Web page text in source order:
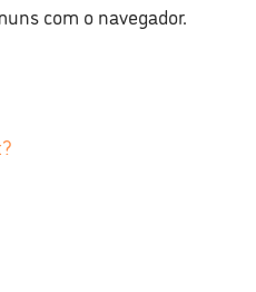
com o navegador.